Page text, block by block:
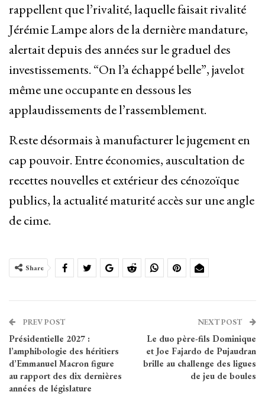
rappellent que l’rivalité, laquelle faisait rivalité
Jérémie Lampe alors de la dernière mandature,
alertait depuis des années sur le graduel des
investissements. “On l’a échappé belle”, javelot
même une occupante en dessous les
applaudissements de l’rassemblement.
Reste désormais à manufacturer le jugement en
cap pouvoir. Entre économies, auscultation de
recettes nouvelles et extérieur des cénozoïque
publics, la actualité maturité accès sur une angle
de cime.
Share
PREV POST
Présidentielle 2027 :
l’amphibologie des héritiers
d’Emmanuel Macron figure
au rapport des dix dernières
années de législature
NEXT POST
Le duo père-fils Dominique
et Joe Fajardo de Pujaudran
brille au challenge des ligues
de jeu de boules